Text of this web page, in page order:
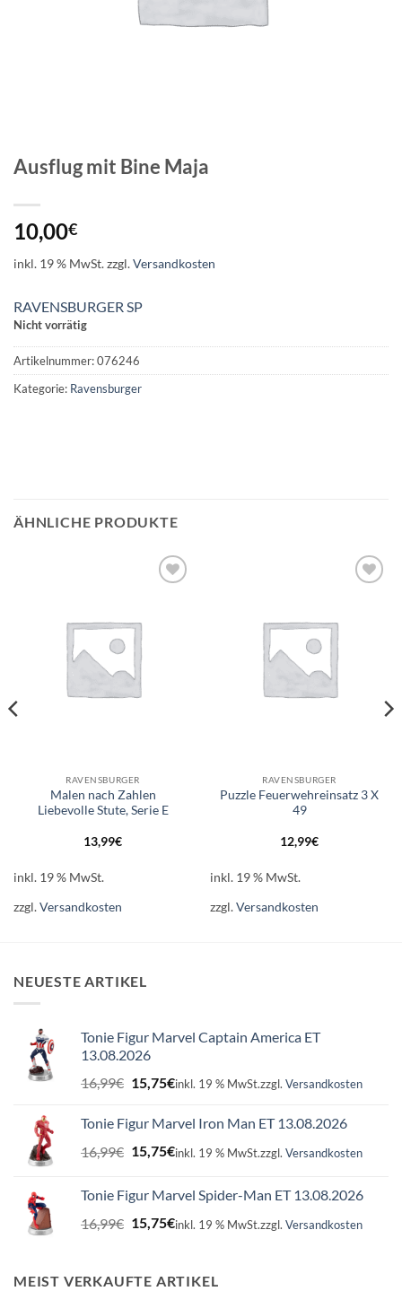
Ausflug mit Bine Maja
10,00€
inkl. 19 % MwSt.zzgl.Versandkosten
RAVENSBURGER SP
Nicht vorrätig
Artikelnummer:076246
Kategorie: Ravensburger
ÄHNLICHE PRODUKTE
RAVENSBURGER
Malen nach Zahlen
Liebevolle Stute, Serie E
13,99€
inkl. 19 % MwSt.
zzgl.Versandkosten
RAVENSBURGER
Puzzle Feuerwehreinsatz 3 X
49
12,99€
inkl. 19 % MwSt.
zzgl.Versandkosten
NEUESTE ARTIKEL
Tonie Figur Marvel Captain America ET
13.08.2026
16,99€ Ursprünglicher
Preis
16,99€
15,75€Aktueller
15,75€.
inkl. 19 % MwSt.zzgl. Versandkosten
Tonie Figur Marvel Iron Man ET 13.08.2026
16,99€ Ursprünglicher
16,99€
15,75€Aktueller
15,75€.
inkl. 19 % MwSt.zzgl. Versandkosten
Tonie Figur Marvel Spider-Man ET 13.08.2026
16,99€ Ursprünglicher
16,99€
15,75€Aktueller
15,75€.
inkl. 19 % MwSt.zzgl. Versandkosten
MEIST VERKAUFTE ARTIKEL